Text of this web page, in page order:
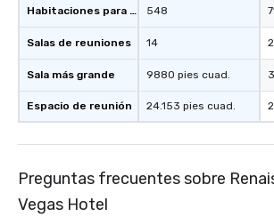
Habitaciones para huéspedes
Salas de reuniones
Sala más grande
Espacio de reunión
548
14
9880 pies cuad.
24.153 pies cuad.
Preguntas frecuentes sobre
Vegas Hotel